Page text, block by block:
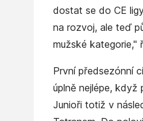
dostat se do CE
na rozvoj, ale teď
mužské kategorie,"
První předsezónní
úplně nejlépe, když
Junioři totiž v